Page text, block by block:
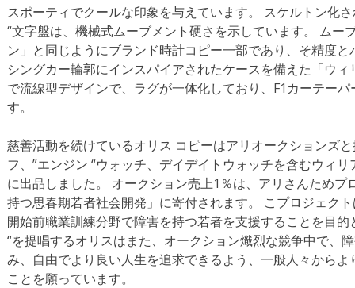
スポーティでクールな印象を与えています。 スケルトン化
“文字盤は、機械式ムーブメント硬さを示しています。 ムー
ン」と同じようにブランド時計コピー一部であり、そ精度
シングカー輪郭にインスパイアされたケースを備えた「ウ
で流線型デザインで、ラグが一体化しており、F1カーテー
す。
慈善活動を続けているオリス コピーはアリオークションズ
フ、”エンジン “ウォッチ、デイデイトウォッチを含むウィ
に出品しました。 オークション売上1％は、アリさんため
持つ思春期若者社会開発」に寄付されます。 こプロジェク
開始前職業訓練分野で障害を持つ若者を支援することを目
“を提唱するオリスはまた、オークション熾烈な競争中で、
み、自由でより良い人生を追求できるよう、一般人々から
ことを願っています。